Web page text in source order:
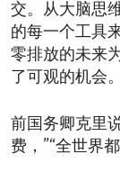
交。从大脑思
的每一个工具
零排放的未来
了可观的机会
前国务卿克里
费，”“全世界